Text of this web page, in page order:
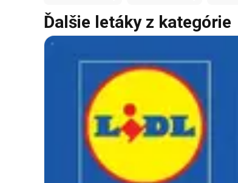
Ďalšie letáky z kategórie